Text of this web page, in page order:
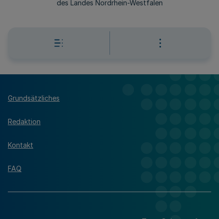
des Landes Nordrhein-Westfalen
Grundsätzliches
Redaktion
Kontakt
FAQ